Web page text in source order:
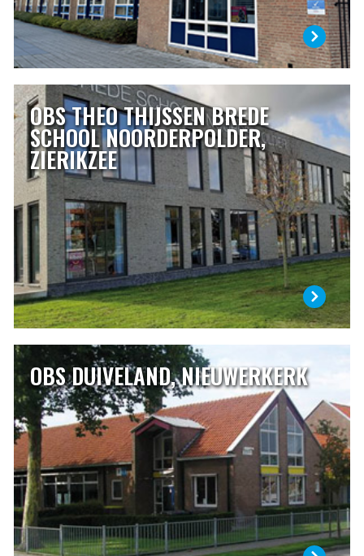
OBS THEO THIJSSEN BREDE
SCHOOL NOORDERPOLDER,
ZIERIKZEE
OBS THEO THIJSSEN BREDE SCHOOL
NOORDERPOLDER, ZIERIKZEE
De basisschool is een stukje van je leven, voor de kinderen
en voor u. U vertrouwt uw kind zo’n 8 jaar toe aan de zorg
van de juffen en meesters. Dat is een belangrijk deel van
een kinderleven. Een basisschool kies je dan ook met zorg.
LEES MEER
OBS DUIVELAND, NIEUWERKERK
OBS DUIVELAND, NIEUWERKERK
OBS Duiveland is de openbare basisschool in
Nieuwerkerk. Met respect voor de dorpscultuur werkt de
school samen met de andere school en de verenigingen en
stichtingen die in het dorp aanwezig zijn. De school wordt
bezocht door kinderen uit Nieuwerkerk en door kinderen
uit de omringende dorpen, Ouwerkerk, Sirjansland en
Oosterland.
LEES MEER